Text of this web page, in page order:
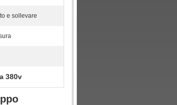
e sollevare
380v